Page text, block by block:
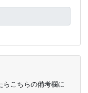
らこちらの備考欄に